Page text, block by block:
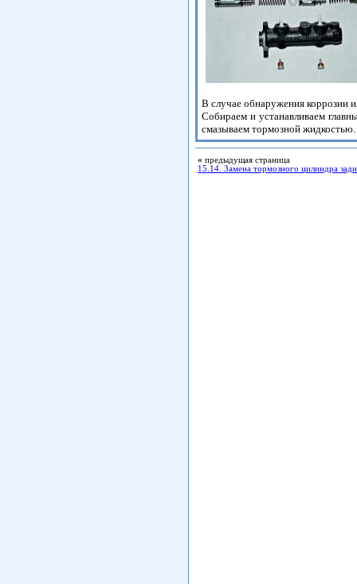
В случае обнаружения коррозии
Собираем и устанавливаем
смазываем тормозной
« предыдущая страница
15.14. Замена тормозного цилиндра